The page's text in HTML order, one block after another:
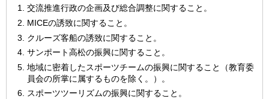
交流推進行政の企画及び総合調整に関すること。
MICEの誘致に関すること。
クルーズ客船の誘致に関すること。
サンポート高松の振興に関すること。
地域に密着したスポーツチームの振興に関すること（教育委
員会の所掌に属するものを除く。）。
スポーツツーリズムの振興に関すること。